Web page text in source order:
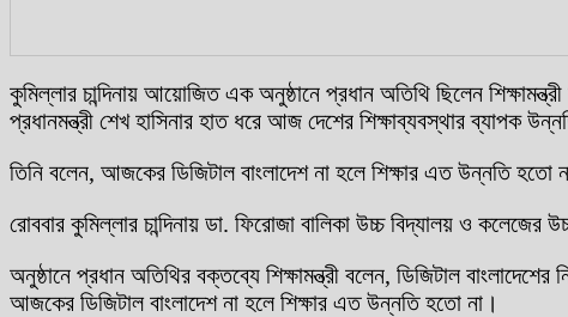
কুমিল্লার চান্দিনায় আয়োজিত এক অনুষ্ঠানে প্রধান অতিথি ছিলেন
প্রধানমন্ত্রী শেখ হাসিনার হাত ধরে আজ দেশের শিক্ষাব্যবস্থার ব্যাপক
তিনি বলেন, আজকের ডিজিটাল বাংলাদেশ না হলে শিক্ষার এত উন্নতি হতো
রোববার কুমিল্লার চান্দিনায় ডা. ফিরোজা বালিকা উচ্চ বিদ্যালয় ও
অনুষ্ঠানে প্রধান অতিথির বক্তব্যে শিক্ষামন্ত্রী বলেন, ডিজিটাল
আজকের ডিজিটাল বাংলাদেশ না হলে শিক্ষার এত উন্নতি হতো না।